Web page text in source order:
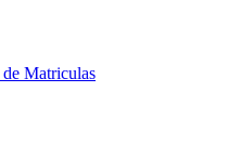
Matriculas